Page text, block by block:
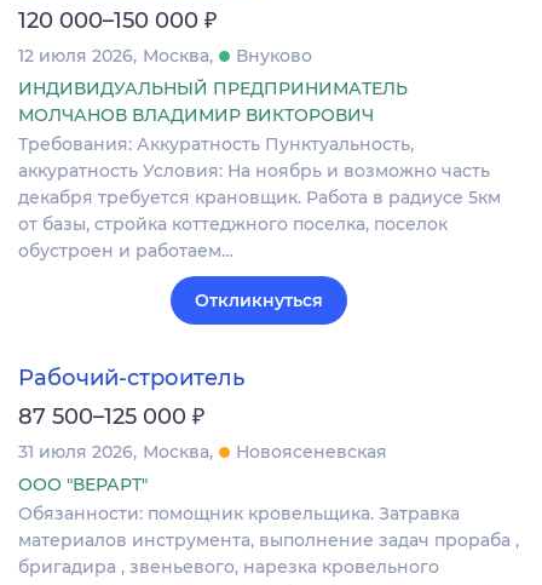
120 000–150 000 ₽
12 июля 2026 Москва
Внуково
ИНДИВИДУАЛЬНЫЙ ПРЕДПРИНИМАТЕЛЬ
МОЛЧАНОВ ВЛАДИМИР ВИКТОРОВИЧ
Требования: Аккуратность Пунктуальность,
аккуратность Условия: На ноябрь и возможно часть
декабря требуется крановщик. Работа в радиусе 5км
от базы, стройка коттеджного поселка, поселок
обустроен и работаем…
Откликнуться
Рабочий-строитель
87 500–125 000 ₽
31 июля 2026 Москва
Новоясеневская
ООО "ВЕРАРТ"
Обязанности: помощник кровельщика. Затравка
материалов инструмента, выполнение задач прораба ,
бригадира , звеньевого, нарезка кровельного